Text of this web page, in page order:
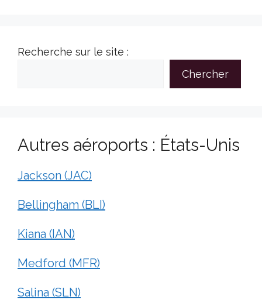
Recherche sur le site :
Chercher
Autres aéroports : États-Unis
Jackson (JAC)
Bellingham (BLI)
Kiana (IAN)
Medford (MFR)
Salina (SLN)